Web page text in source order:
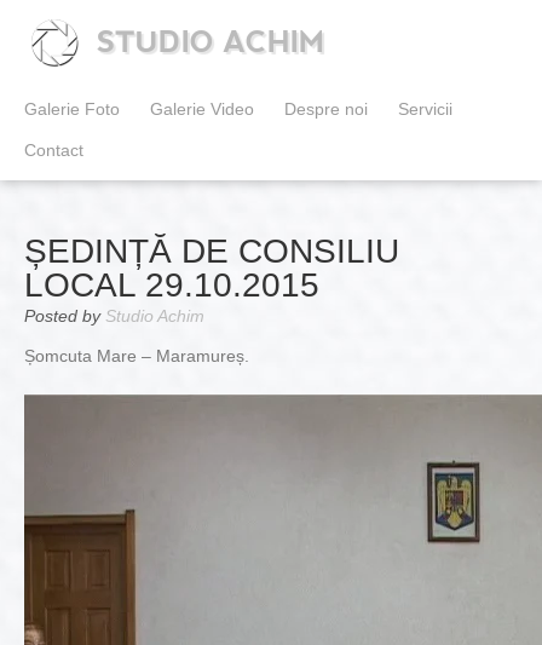
STUDIO ACHIM
Galerie Foto Galerie Video Despre noi Servicii
Contact
ȘEDINȚĂ DE CONSILIU
LOCAL 29.10.2015
Posted by Studio Achim
Șomcuta Mare – Maramureș.